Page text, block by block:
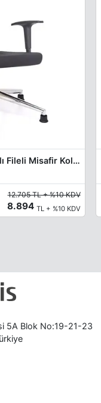
Tavite Krom Yıldız Ayaklı Fileli Misafir Koltuğu
12.705 TL + %10 KDV
8.894 TL + %10 KDV
5A Blok No:19-21-23